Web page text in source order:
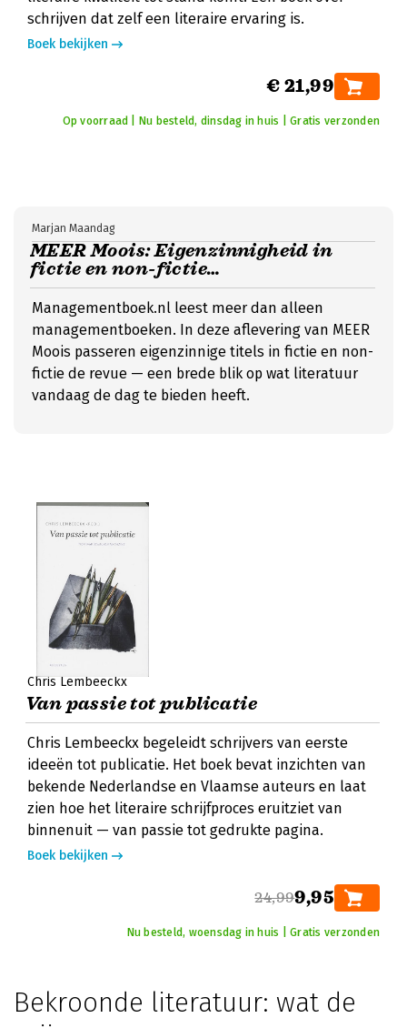
schrijven dat zelf een literaire ervaring is.
Boek bekijken
€ 21,99
Op voorraad | Nu besteld, dinsdag in huis | Gratis verzonden
MEER Moois: Eigenzinnigheid in
fictie en non-fictie…
Marjan Maandag
Managementboek.nl leest meer dan alleen
managementboeken. In deze aflevering van MEER
Moois passeren eigenzinnige titels in fictie en non-
fictie de revue — een brede blik op wat literatuur
vandaag de dag te bieden heeft.
Chris Lembeeckx
Van passie tot publicatie
Chris Lembeeckx begeleidt schrijvers van eerste
ideeën tot publicatie. Het boek bevat inzichten van
bekende Nederlandse en Vlaamse auteurs en laat
zien hoe het literaire schrijfproces eruitziet van
binnenuit — van passie tot gedrukte pagina.
Boek bekijken
24,999,95
Nu besteld, woensdag in huis | Gratis verzonden
Bekroonde literatuur: wat de